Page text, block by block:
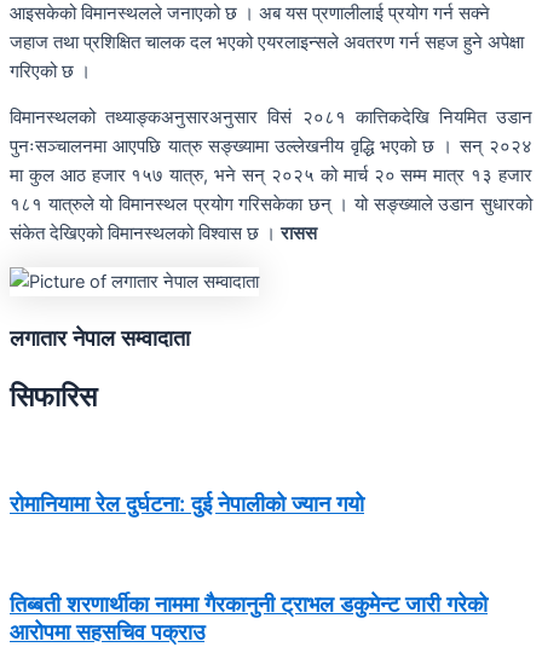
आइसकेको विमानस्थलले जनाएको छ । अब यस प्रणालीलाई प्रयोग गर्न सक्ने
जहाज तथा प्रशिक्षित चालक दल भएको एयरलाइन्सले अवतरण गर्न सहज हुने अपेक्षा
गरिएको छ ।
विमानस्थलको तथ्याङ्कअनुसारअनुसार विसं २०८१ कात्तिकदेखि नियमित उडान
पुनःसञ्चालनमा आएपछि यात्रु सङ्ख्यामा उल्लेखनीय वृद्धि भएको छ । सन् २०२४
मा कुल आठ हजार १५७ यात्रु, भने सन् २०२५ को मार्च २० सम्म मात्र १३ हजार
१८१ यात्रुले यो विमानस्थल प्रयोग गरिसकेका छन् । यो सङ्ख्याले उडान सुधारको
संकेत देखिएको विमानस्थलको विश्वास छ ।रासस
लगातार नेपाल सम्वादाता
सिफारिस
रोमानियामा रेल दुर्घटना: दुई नेपालीको ज्यान गयो
तिब्बती शरणार्थीका नाममा गैरकानुनी ट्राभल डकुमेन्ट जारी गरेको
आरोपमा सहसचिव पक्राउ